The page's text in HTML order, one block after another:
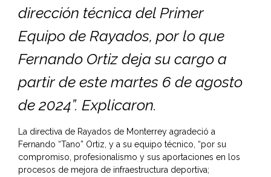
dirección técnica del Primer
Equipo de Rayados, por lo que
Fernando Ortiz deja su cargo a
partir de este martes 6 de agosto
de 2024”. Explicaron.
La directiva de Rayados de Monterrey agradeció a
Fernando “Tano” Ortiz, y a su equipo técnico, “por su
compromiso, profesionalismo y sus aportaciones en los
procesos de mejora de infraestructura deportiva;